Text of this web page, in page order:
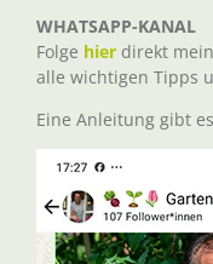
WHATSAPP-KANAL
Folge hier direkt
alle wichtigen Tipps
Eine Anleitung gibt es